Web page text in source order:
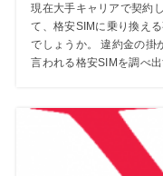
現在大手キャリアで契約
て、格安SIMに乗り換え
でしょうか。 違約金の掛
言われる格安SIMを調べ